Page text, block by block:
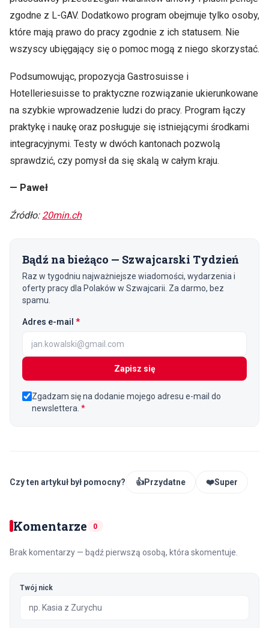
zgodne z L-GAV. Dodatkowo program obejmuje tylko osoby,
które mają prawo do pracy zgodnie z ich statusem. Nie
wszyscy ubięgający się o pomoc mogą z niego skorzystać.
Podsumowując, propozycja Gastrosuisse i
Hotelleriesuisse to praktyczne rozwiązanie ukierunkowane
na szybkie wprowadzenie ludzi do pracy. Program łączy
praktykę i naukę oraz posługuje się istniejącymi środkami
integracyjnymi. Testy w dwóch kantonach pozwolą
sprawdzić, czy pomysł da się skalą w całym kraju.
— Paweł
Źródło: 20min.ch
Bądź na bieżąco — Szwajcarski Tydzień
Raz w tygodniu najważniejsze wiadomości, wydarzenia i
oferty pracy dla Polaków w Szwajcarii. Za darmo, bez
spamu.
Adres e-mail *(wymagane)
Zapisz się
Zgadzam się na dodanie mojego adresu e-mail do
newslettera. *
Czy ten artykuł był pomocny? 👍Przydatne ❤️Super
Komentarze 0
Brak komentarzy — bądź pierwszą osobą, która skomentuje.
Twój nick